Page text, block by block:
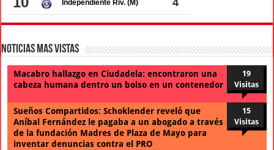
Noticias Mas Vistas
Macabro hallazgo en Ciudadela: encontraron una
cabeza humana dentro un bolso en un contenedor
19
Visitas
Sueños Compartidos: Schoklender reveló que
Aníbal Fernández le pagaba a un abogado a través
de la fundación Madres de Plaza de Mayo para
inventar denuncias contra el PRO
15
Visitas